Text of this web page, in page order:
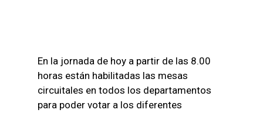
En la jornada de hoy a partir de las 8.00
horas están habilitadas las mesas
circuitales en todos los departamentos
para poder votar a los diferentes